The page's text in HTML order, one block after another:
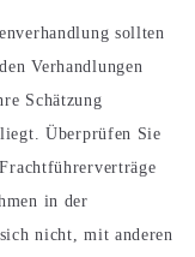
sollten
Verhandlungen
Schätzung
Überprüfen Sie
in der
nicht, mit anderen